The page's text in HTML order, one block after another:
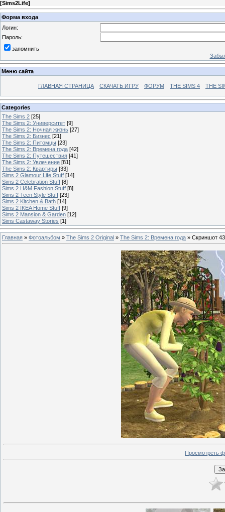
[Sims2Life]
Форма входа
Логин:
Пароль:
запомнить
Меню сайта
ГЛАВНАЯ СТРАНИЦА СКАЧАТЬ ИГРУ ФОРУМ THE SIMS 4 THE
Categories
The Sims 2 [25]
The Sims 2: Университет [9]
The Sims 2: Ночная жизнь [27]
The Sims 2: Бизнес [21]
The Sims 2: Питомцы [23]
The Sims 2: Времена года [42]
The Sims 2: Путешествия [41]
The Sims 2: Увлечение [81]
The Sims 2: Квартиры [33]
Sims 2 Glamour Life Stuff [14]
Sims 2 Celebration Stuff [8]
Sims 2 H&M Fashion Stuff [8]
Sims 2 Teen Style Stuff [23]
Sims 2 Kitchen & Bath [14]
Sims 2 IKEA Home Stuff [9]
Sims 2 Mansion & Garden [12]
Sims Castaway Stories [1]
Главная » Фотоальбом » The Sims 2 Original » The Sims 2: Времена года » Скриншот 43
Просмотреть